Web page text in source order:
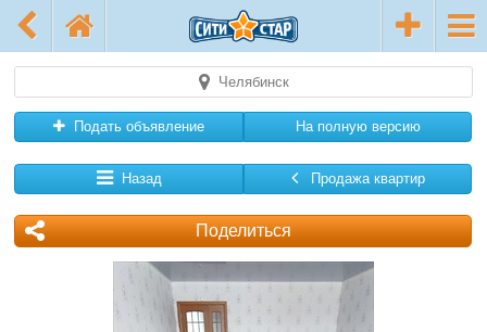
Челябинск
Подать объявление На полную версию
Назад Продажа квартир
Поделиться